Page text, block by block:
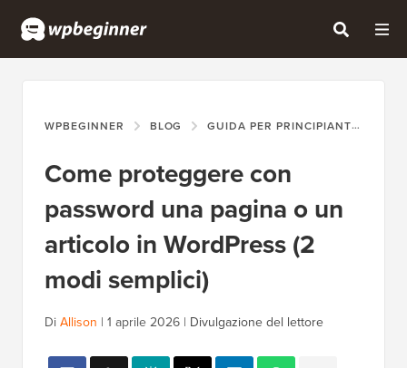
WPBEGINNER BLOG GUIDA PER PRINCIPIANTI
Come proteggere con
password una pagina o un
articolo in WordPress (2
modi semplici)
DiAllison | 1 aprile 2026 | Divulgazione del lettore